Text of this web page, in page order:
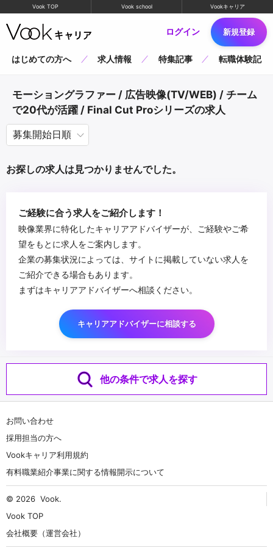
Vook TOP Vook school Vookキャリア
ログイン 新規登録
はじめての方へ 求人情報 特集記事 転職体験記
モーショングラファー / 広告映像(TV/WEB) / チーム
で20代が活躍 / Final Cut Proシリーズの求人
お探しの求人は見つかりませんでした。
ご経験に合う求人をご紹介します！
映像業界に特化したキャリアアドバイザーが、ご経験やご希
望をもとに求人をご案内します。
企業の募集状況によっては、サイトに掲載していない求人を
ご紹介できる場合もあります。
まずはキャリアアドバイザーへ相談ください。
キャリアアドバイザーに相談する
他の条件で求人を探す
お問い合わせ
採用担当の方へ
Vookキャリア利用規約
有料職業紹介事業に関する情報開示について
© 2026 Vook.
Vook TOP
会社概要（運営会社）